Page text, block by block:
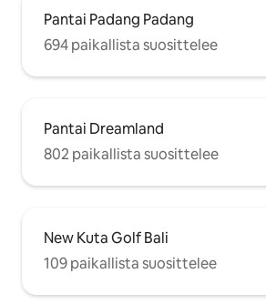
Pantai Padang Padang
694 paikallista suosittelee
Pantai Dreamland
802 paikallista suosittelee
New Kuta Golf Bali
109 paikallista suosittelee